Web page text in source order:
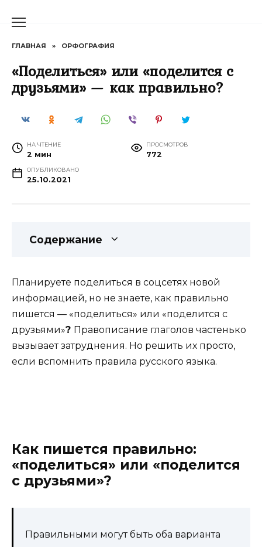
ГЛАВНАЯ » ОРФОГРАФИЯ
«Поделиться» или «поделится с
друзьями» — как правильно?
НА ЧТЕНИЕ
2 мин
ПРОСМОТРОВ
772
ОПУБЛИКОВАНО
25.10.2021
Содержание
Планируете поделиться в соцсетях новой
информацией, но не знаете, как правильно
пишется — «поделиться» или «поделится с
друзьями»? Правописание глаголов частенько
вызывает затруднения. Но решить их просто,
если вспомнить правила русского языка.
Как пишется правильно:
«поделиться» или «поделится
с друзьями»?
Правильными могут быть оба варианта